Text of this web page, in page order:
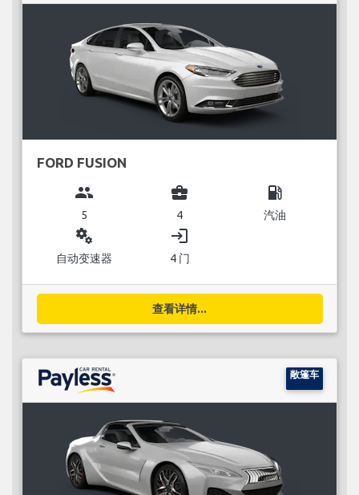
FORD FUSION
group
5
business_center
4
local_gas_station
汽油
miscellaneous_services
自动变速器
login
4 门
查看详情...
敞篷车